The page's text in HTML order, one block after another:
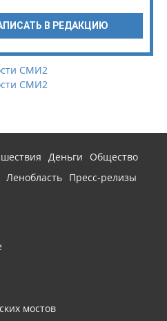
В РЕДАКЦИЮ
СМИ2
СМИ2
Деньги
Общество
Ленобласть Пресс-релизы
мостов